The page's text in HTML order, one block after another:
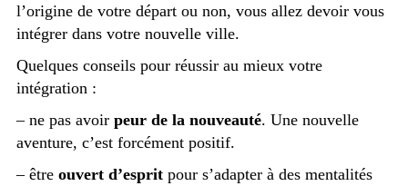
l’origine de votre départ ou non, vous allez devoir vous
intégrer dans votre nouvelle ville.
Quelques conseils pour réussir au mieux votre
intégration :
– ne pas avoir peur de la nouveauté. Une nouvelle
aventure, c’est forcément positif.
– être ouvert d’espritpour s’adapter à des mentalités